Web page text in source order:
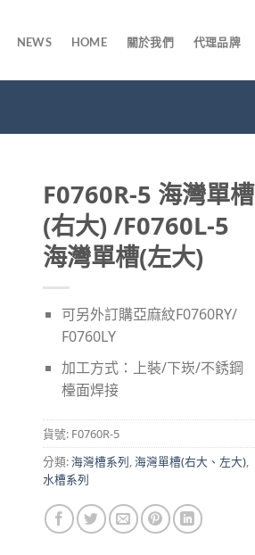
NEWS HOME 關於我們 代理品牌
F0760R-5 海灣單槽
(右大) /F0760L-5
海灣單槽(左大)
可另外訂購亞麻紋F0760RY/
F0760LY
加工方式：上裝/下崁/不銹鋼
檯面焊接
貨號: F0760R-5
分類:海灣槽系列,海灣單槽(右大、左大),
水槽系列